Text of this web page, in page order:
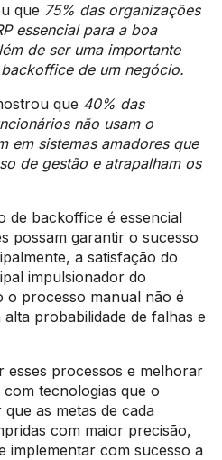
que 75% das organizações
essencial para a boa
de ser uma importante
de um negócio.
que 40% das
não usam o
em sistemas amadores que
de gestão e atrapalham os
de backoffice é essencial
possam garantir o sucesso
a satisfação do
impulsionador do
o processo manual não é
probabilidade de falhas e
esses processos e melhorar
tecnologias que o
as metas de cada
com maior precisão,
implementar com sucesso a